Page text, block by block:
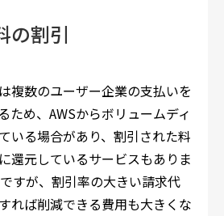
の割引
複数のユーザー企業の支払いを
ため、AWSからボリュームディ
いる場合があり、割引された料
還元しているサービスもありま
すが、割引率の大きい請求代
れば削減できる費用も大きくな